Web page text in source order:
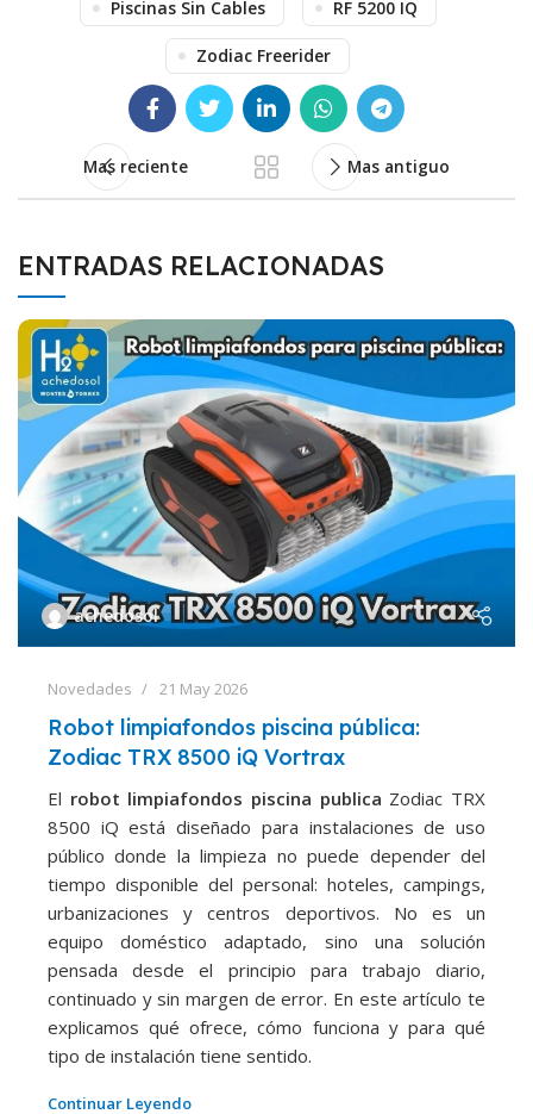
Piscinas Sin Cables RF 5200 IQ
Zodiac Freerider
Mas reciente Mas antiguo
ENTRADAS RELACIONADAS
achedosol
Novedades 21 May 2026
Robot limpiafondos piscina pública:
Zodiac TRX 8500 iQ Vortrax
El robot limpiafondos piscina publica Zodiac TRX
8500 iQ está diseñado para instalaciones de uso
público donde la limpieza no puede depender del
tiempo disponible del personal: hoteles, campings,
urbanizaciones y centros deportivos. No es un
equipo doméstico adaptado, sino una solución
pensada desde el principio para trabajo diario,
continuado y sin margen de error. En este artículo te
explicamos qué ofrece, cómo funciona y para qué
tipo de instalación tiene sentido.
Continuar Leyendo